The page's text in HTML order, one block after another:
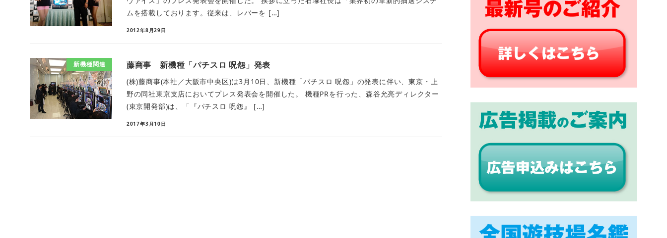
ムを搭載しております。従来は、レバーを […]
2012年8月29日
新機種関連 藤商事 新機種「パチスロ 呪怨」発表
(株)藤商事(本社／大阪市中央区)は3月10日、新機種「パチスロ 呪怨」の発表に伴い、東京・上
野の同社東京支店においてプレス発表会を開催した。 機種PRを行った、森谷允亮ディレクター
(東京開発部)は、「『パチスロ 呪怨』 […]
2017年3月10日